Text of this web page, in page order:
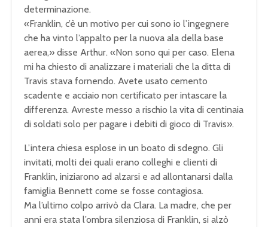
determinazione.
«Franklin, c’è un motivo per cui sono io l’ingegnere
che ha vinto l’appalto per la nuova ala della base
aerea,» disse Arthur. «Non sono qui per caso. Elena
mi ha chiesto di analizzare i materiali che la ditta di
Travis stava fornendo. Avete usato cemento
scadente e acciaio non certificato per intascare la
differenza. Avreste messo a rischio la vita di centinaia
di soldati solo per pagare i debiti di gioco di Travis».
L’intera chiesa esplose in un boato di sdegno. Gli
invitati, molti dei quali erano colleghi e clienti di
Franklin, iniziarono ad alzarsi e ad allontanarsi dalla
famiglia Bennett come se fosse contagiosa.
Ma l’ultimo colpo arrivò da Clara. La madre, che per
anni era stata l’ombra silenziosa di Franklin, si alzò